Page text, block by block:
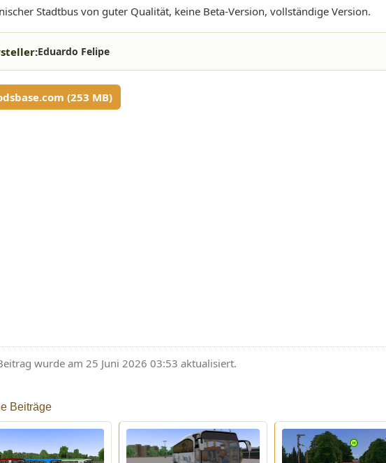
Stadtbus von guter Qualität, keine Beta-Version, vollständige Version.
Eduardo Felipe
(253 MB)
wurde am 25 Juni 2026 03:53 aktualisiert.
Beiträge